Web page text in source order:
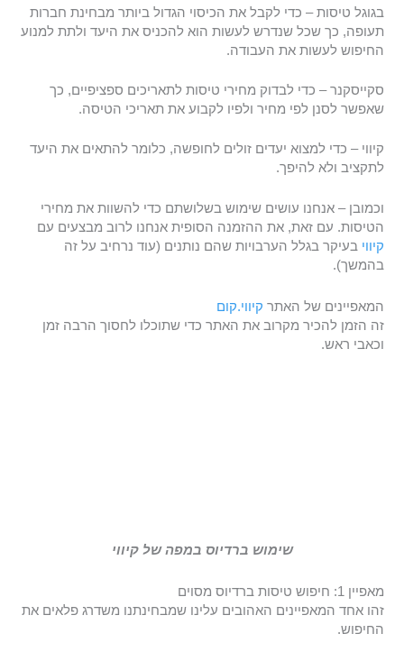
בגוגל טיסות – כדי לקבל את הכיסוי הגדול ביותר מבחינת חברות
תעופה, כך שכל שנדרש לעשות הוא להכניס את היעד ולתת למנוע
החיפוש לעשות את העבודה.
סקייסקנר – כדי לבדוק מחירי טיסות לתאריכים ספציפיים, כך
שאפשר לסנן לפי מחיר ולפיו לקבוע את תאריכי הטיסה.
קיווי – כדי למצוא יעדים זולים לחופשה, כלומר להתאים את היעד
לתקציב ולא להיפך.
וכמובן – אנחנו עושים שימוש בשלושתם כדי להשוות את מחירי
הטיסות. עם זאת, את ההזמנה הסופית אנחנו לרוב מבצעים עם
קיווי בעיקר בגלל הערבויות שהם נותנים (עוד נרחיב על זה
בהמשך).
המאפיינים של האתר קיווי.קום
זה הזמן להכיר מקרוב את האתר כדי שתוכלו לחסוך הרבה זמן
וכאבי ראש.
שימוש ברדיוס במפה של קיווי
מאפיין 1: חיפוש טיסות ברדיוס מסוים
זהו אחד המאפיינים האהובים עלינו שמבחינתנו משדרג פלאים את
החיפוש.